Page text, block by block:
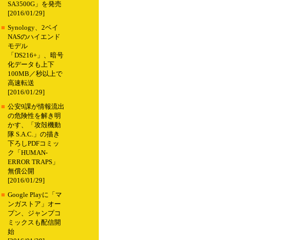
SA3500G」を発売
[2016/01/29]
■ Synology、2ベイ
NASのハイエンド
モデル
「DS216+」、暗号
化データも上下
100MB／秒以上で
高速転送
[2016/01/29]
■ 公安9課が情報流出
の危険性を解き明
かす、「攻殻機動
隊 S.A.C.」の描き
下ろしPDFコミッ
ク「HUMAN-
ERROR TRAPS」
無償公開
[2016/01/29]
■ Google Playに「マ
ンガストア」オー
プン、ジャンプコ
ミックスも配信開
始